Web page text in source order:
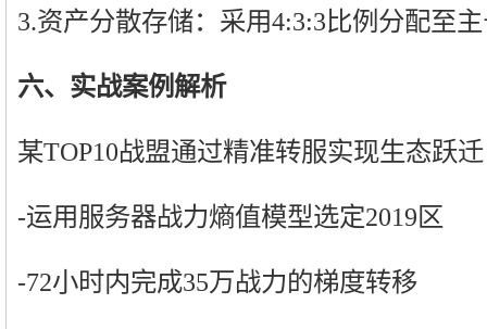
3.资产分散存储：采用4:3:3比例分配至
六、实战案例解析
某TOP10战盟通过精准转服实现生态跃
-运用服务器战力熵值模型选定2019区
-72小时内完成35万战力的梯度转移